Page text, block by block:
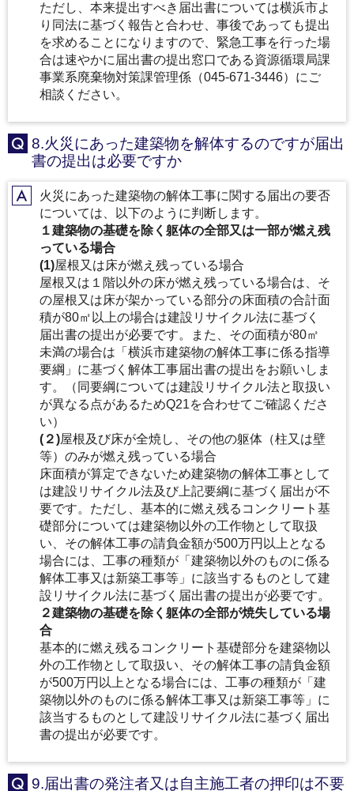
ただし、本来提出すべき届出書については横浜市よ
り同法に基づく報告と合わせ、事後であっても提出
を求めることになりますので、緊急工事を行った場
合は速やかに届出書の提出窓口である資源循環局課
事業系廃棄物対策課管理係（045-671-3446）にご
相談ください。
Q
8.火災にあった建築物を解体するのですが届出
書の提出は必要ですか
A火災にあった建築物の解体工事に関する届出の要否
については、以下のように判断します。
１建築物の基礎を除く躯体の全部又は一部が燃え残
っている場合
(1)屋根又は床が燃え残っている場合
屋根又は１階以外の床が燃え残っている場合は、そ
の屋根又は床が架かっている部分の床面積の合計面
積が80㎡以上の場合は建設リサイクル法に基づく
届出書の提出が必要です。また、その面積が80㎡
未満の場合は「横浜市建築物の解体工事に係る指導
要綱」に基づく解体工事届出書の提出をお願いしま
す。（同要綱については建設リサイクル法と取扱い
が異なる点があるためQ21を合わせてご確認くださ
い）
( ２)屋根及び床が全焼し、その他の躯体（柱又は壁
等）のみが燃え残っている場合
床面積が算定できないため建築物の解体工事として
は建設リサイクル法及び上記要綱に基づく届出が不
要です。ただし、基本的に燃え残るコンクリート基
礎部分については建築物以外の工作物として取扱
い、その解体工事の請負金額が500万円以上となる
場合には、工事の種類が「建築物以外のものに係る
解体工事又は新築工事等」に該当するものとして建
設リサイクル法に基づく届出書の提出が必要です。
２建築物の基礎を除く躯体の全部が焼失している場
合
基本的に燃え残るコンクリート基礎部分を建築物以
外の工作物として取扱い、その解体工事の請負金額
が500万円以上となる場合には、工事の種類が「建
築物以外のものに係る解体工事又は新築工事等」に
該当するものとして建設リサイクル法に基づく届出
書の提出が必要です。
Q 9.届出書の発注者又は自主施工者の押印は不要